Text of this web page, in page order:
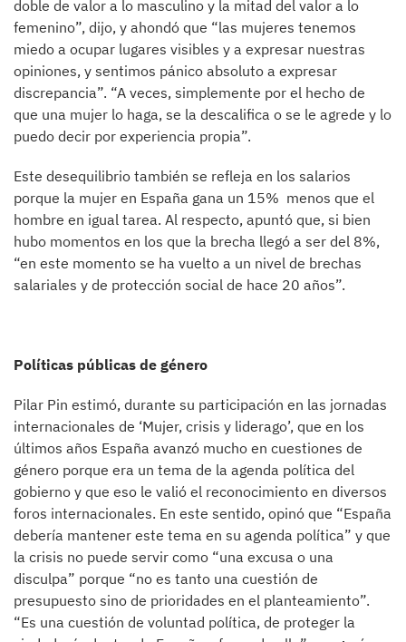
doble de valor a lo masculino y la mitad del valor a lo
femenino”, dijo, y ahondó que “las mujeres tenemos
miedo a ocupar lugares visibles y a expresar nuestras
opiniones, y sentimos pánico absoluto a expresar
discrepancia”. “A veces, simplemente por el hecho de
que una mujer lo haga, se la descalifica o se le agrede y lo
puedo decir por experiencia propia”.
Este desequilibrio también se refleja en los salarios
porque la mujer en España gana un 15% menos que el
hombre en igual tarea. Al respecto, apuntó que, si bien
hubo momentos en los que la brecha llegó a ser del 8%,
“en este momento se ha vuelto a un nivel de brechas
salariales y de protección social de hace 20 años”.
Políticas públicas de género
Pilar Pin estimó, durante su participación en las jornadas
internacionales de ‘Mujer, crisis y liderago’, que en los
últimos años España avanzó mucho en cuestiones de
género porque era un tema de la agenda política del
gobierno y que eso le valió el reconocimiento en diversos
foros internacionales. En este sentido, opinó que “España
debería mantener este tema en su agenda política” y que
la crisis no puede servir como “una excusa o una
disculpa” porque “no es tanto una cuestión de
presupuesto sino de prioridades en el planteamiento”.
“Es una cuestión de voluntad política, de proteger la